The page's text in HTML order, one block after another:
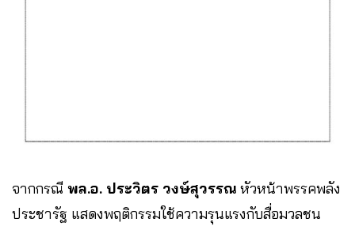
จากกรณี พล.อ. ประวิตร วงษ์สุวรรณ หัวหน้าพรรคพลัง
ประชารัฐ แสดงพฤติกรรมใช้ความรุนแรงกับสื่อมวลชน